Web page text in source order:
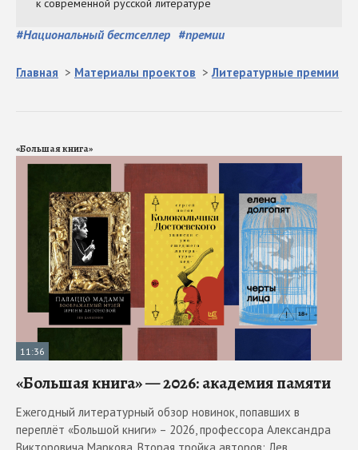
#Национальный бестселлер #премии
Главная > Материалы проектов >Литературные премии
«Большая книга»
11:36
«Большая книга» — 2026: академия памяти
Ежегодный литературный обзор новинок, попавших в
переплёт «Большой книги» – 2026, профессора Александра